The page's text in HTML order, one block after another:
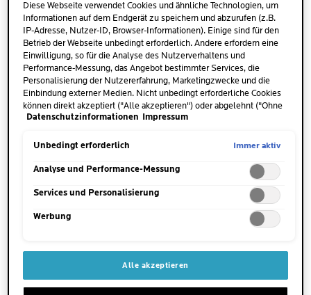
TOLERIANE
MATTIERENDES FIXIER-
PUDER
(7)
3.6
von
Sternen.
Bewertungen
Allergie-getesteter Puder für
fettige und zu Akne neigende
JETZT KAUFEN
TOLERIANE
KORRIGIERENDES MAKE-
UP FLUID
(325)
3.6
von
5
Sternen.
325
182 von 325 Bewertern erhielten
ein Testprodukt oder nahmen an
einer Aktion teil
FÜR MISCHHAUT BIS
JETZT KAUFEN
VON KREBSPATIENT:INNEN
GETESTET
Diese Webseite verwendet Cookies und ähnliche Technologien, um
Informationen auf dem Endgerät zu speichern und abzurufen (z.B.
IP-Adresse, Nutzer-ID, Browser-Informationen). Einige sind für den
Betrieb der Webseite unbedingt erforderlich. Andere erfordern eine
Einwilligung, so für die Analyse des Nutzerverhaltens und
Performance-Messung, das Angebot bestimmter Services, die
Personalisierung der Nutzererfahrung, Marketingzwecke und die
Einbindung externer Medien. Nicht unbedingt erforderliche Cookies
können direkt akzeptiert ("Alle akzeptieren") oder abgelehnt ("Ohne
Einwilligung fortfahren") werden. Individuelle Anpassungen der
speichern"). Die Auswahl kann jederzeit unter dem Link "Cookie-
unsere Datenschutzinformationen.
Datenschutzinformationen Impressum
Unbedingt erforderlich Immer aktiv
Analyse und Performance-Messung
Services und Personalisierung
Werbung
Alle akzeptieren